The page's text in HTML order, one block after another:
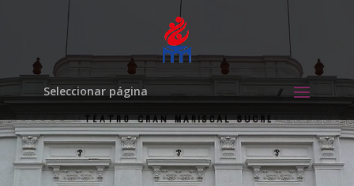
Seleccionar página